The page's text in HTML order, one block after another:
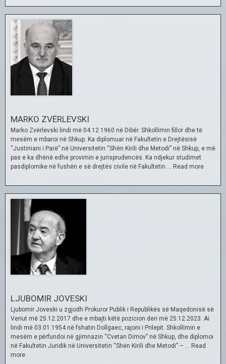
MARKO ZVËRLEVSKI
Marko Zvërlevski lindi më 04.12.1960 në Dibër. Shkollimin fillor dhe të
mesëm e mbaroi në Shkup. Ka diplomuar në Fakultetin e Drejtësisë
“Justiniani i Parë” në Universitetin “Shën Kirili dhe Metodi” në Shkup, e më
pas e ka dhënë edhe provimin e jurisprudencës. Ka ndjekur studimet
pasdiplomike në fushën e së drejtës civile në Fakultetin … Read more
LJUBOMIR JOVESKI
Ljubomir Joveski u zgjodh Prokuror Publik i Republikës së Maqedonisë së
Veriut më 25.12.2017 dhe e mbajti këtë pozicion deri më 25.12.2023. Ai
lindi më 03.01.1954 në fshatin Dollgaec, rajoni i Prilepit. Shkollimin e
mesëm e përfundoi në gjimnazin “Cvetan Dimov” në Shkup, dhe diplomoi
në Fakultetin Juridik në Universitetin “Shën Kirili dhe Metodi” – … Read
more